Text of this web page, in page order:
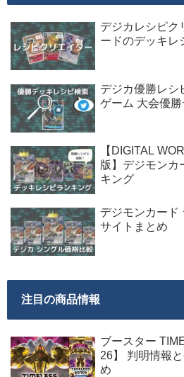
デジカレシピク
ードのデッキレ
デジカ優勝レシ
ゲーム 大会優勝
【DIGITAL
版】デジモンカ
キング
デジモンカード
サイトまとめ
注目の商品情報
ブースター
26】 判明情報
め